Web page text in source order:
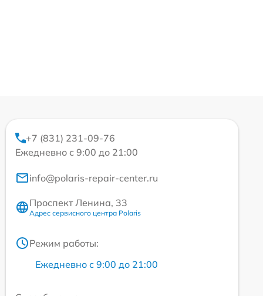
+7 (831) 231-09-76
Ежедневно с 9:00 до 21:00
info@polaris-repair-center.ru
Проспект Ленина, 33
Адрес сервисного центра Polaris
Режим работы:
Ежедневно с 9:00 до 21:00